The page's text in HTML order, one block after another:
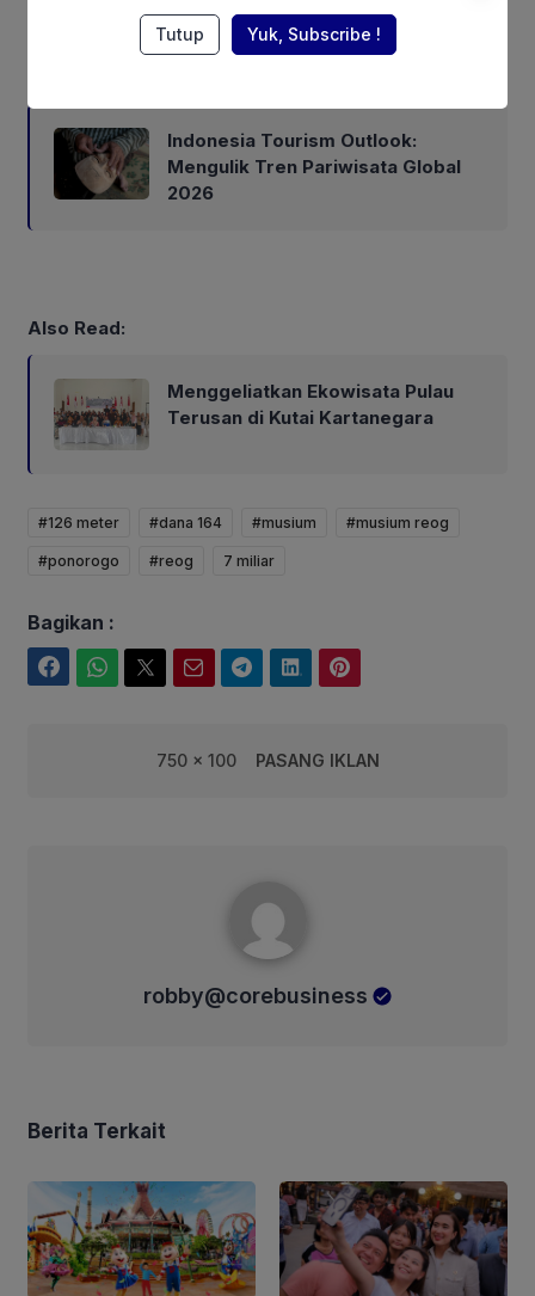
Indonesia Tourism Outlook:
Mengulik Tren Pariwisata Global
2026
Also Read:
Menggeliatkan Ekowisata Pulau
Terusan di Kutai Kartanegara
#126 meter #dana 164 #musium #musium reog
#ponorogo #reog 7 miliar
Bagikan :
750 x 100 PASANG IKLAN
robby@corebusiness
Berita Terkait
Tutup Yuk, Subscribe !